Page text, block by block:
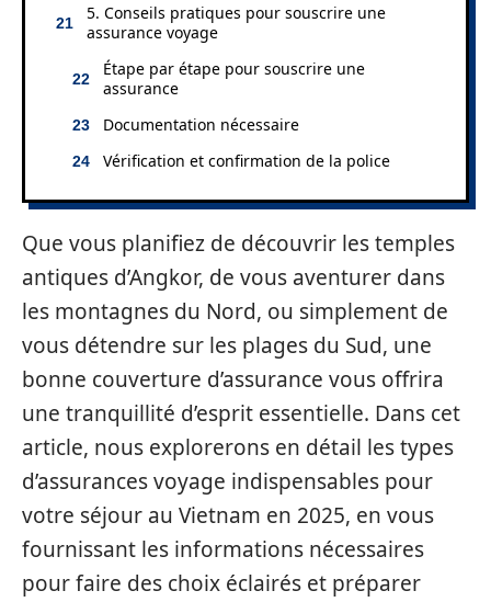
5. Conseils pratiques pour souscrire une
assurance voyage
Étape par étape pour souscrire une
assurance
Documentation nécessaire
Vérification et confirmation de la police
Que vous planifiez de découvrir les temples
antiques d’Angkor, de vous aventurer dans
les montagnes du Nord, ou simplement de
vous détendre sur les plages du Sud, une
bonne couverture d’assurance vous offrira
une tranquillité d’esprit essentielle. Dans cet
article, nous explorerons en détail les types
d’assurances voyage indispensables pour
votre séjour au Vietnam en 2025, en vous
fournissant les informations nécessaires
pour faire des choix éclairés et préparer